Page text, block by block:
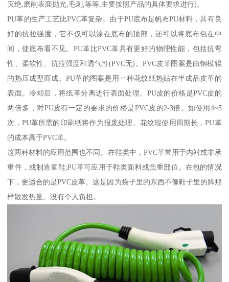
灭绝,磨削表面抛光,毛刺,等等,主要按照产品的具体要求进行)。
PU革的生产工艺比PVC革复杂。由于PU底布是帆布PU材料，具有良
好的抗拉强度，它不仅可以涂在底布的顶部，还可以将底布包在中
间，使底布看不见。PU革比PVC革具有更好的物理性能，包括抗弯
性、柔软性、抗拉强度和透气性(PVC无)。PVC皮革图案是由钢模辊
的热压成型而成。PU革的图案是用一种花纹纸热贴在半成品皮革的
表面。冷却后，将纸革分离进行表面处理。PU皮的价格是PVC皮的
两倍多，对PU皮有一定的要求的价格是PVC皮的2-3倍。如使用4~5
次，PU革所需的印刷纸将作为报废处理。花纹辊使用周期长，PU革
的成本高于PVC革。
这两种材料的应用范围也不同。在鞋类中，PVC革常用于内衬或非承
重件，或制造童鞋;PU革可应用于鞋类面料或负重部位。在包的情况
下，更适合的是PVC皮革。这是因为袋子里的东西不像鞋子里的脚那
样散发热量。没有个人负担。